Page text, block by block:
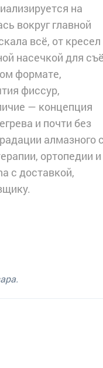
на
вокруг главной
всё, от
насечкой для
формате,
фиссур,
— концепция
и почти без
алмазного
ортопедии и
с доставкой,